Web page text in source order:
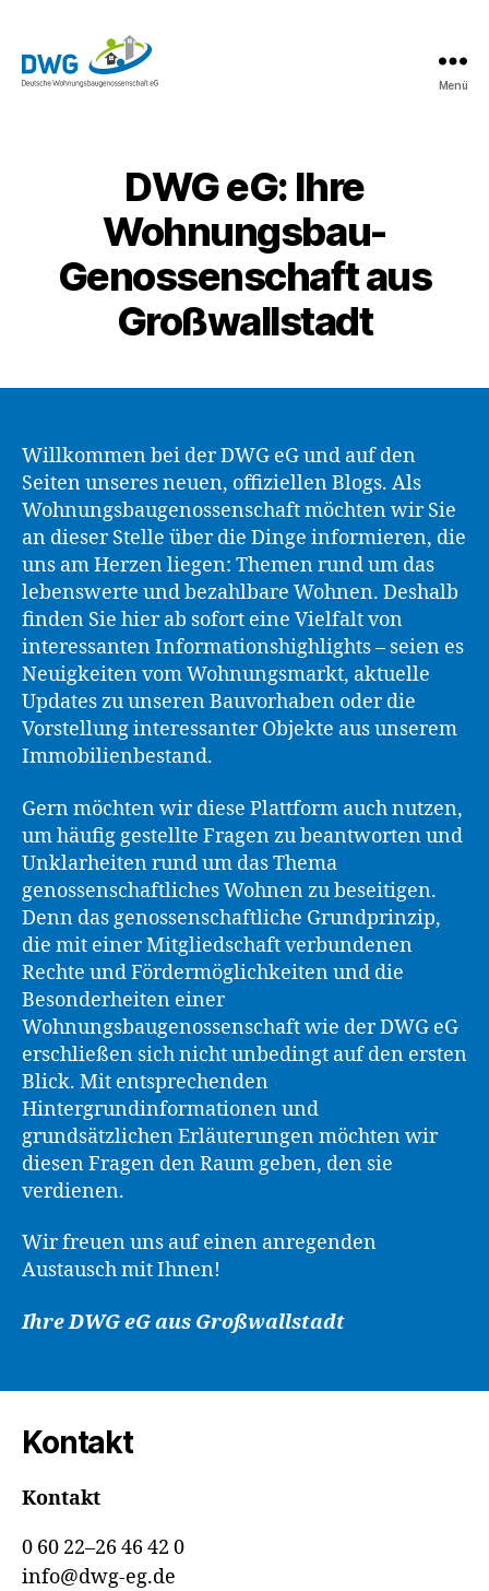
Menü
DWG eG: Ihre
Wohnungsbau-
Genossenschaft aus
Großwallstadt
Willkommen bei der DWG eG und auf den
Seiten unseres neuen, offiziellen Blogs. Als
Wohnungsbaugenossenschaft möchten wir Sie
an dieser Stelle über die Dinge informieren, die
uns am Herzen liegen: Themen rund um das
lebenswerte und bezahlbare Wohnen. Deshalb
finden Sie hier ab sofort eine Vielfalt von
interessanten Informationshighlights – seien es
Neuigkeiten vom Wohnungsmarkt, aktuelle
Updates zu unseren Bauvorhaben oder die
Vorstellung interessanter Objekte aus unserem
Immobilienbestand.
Gern möchten wir diese Plattform auch nutzen,
um häufig gestellte Fragen zu beantworten und
Unklarheiten rund um das Thema
genossenschaftliches Wohnen zu beseitigen.
Denn das genossenschaftliche Grundprinzip,
die mit einer Mitgliedschaft verbundenen
Rechte und Fördermöglichkeiten und die
Besonderheiten einer
Wohnungsbaugenossenschaft wie der DWG eG
erschließen sich nicht unbedingt auf den ersten
Blick. Mit entsprechenden
Hintergrundinformationen und
grundsätzlichen Erläuterungen möchten wir
diesen Fragen den Raum geben, den sie
verdienen.
Wir freuen uns auf einen anregenden
Austausch mit Ihnen!
Ihre DWG eG aus Großwallstadt
Kontakt
Kontakt
0 60 22–26 46 42 0
info@dwg-eg.de